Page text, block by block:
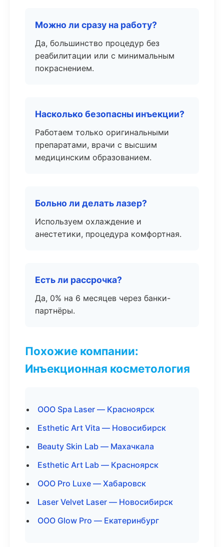
Можно ли сразу на работу?
Да, большинство процедур без
реабилитации или с минимальным
покраснением.
Насколько безопасны инъекции?
Работаем только оригинальными
препаратами, врачи с высшим
медицинским образованием.
Больно ли делать лазер?
Используем охлаждение и
анестетики, процедура комфортная.
Есть ли рассрочка?
Да, 0% на 6 месяцев через банки-
партнёры.
Похожие компании:
Инъекционная косметология
ООО Spa Laser — Красноярск
Esthetic Art Vita — Новосибирск
Beauty Skin Lab — Махачкала
Esthetic Art Lab — Красноярск
ООО Pro Luxe — Хабаровск
Laser Velvet Laser — Новосибирск
ООО Glow Pro — Екатеринбург